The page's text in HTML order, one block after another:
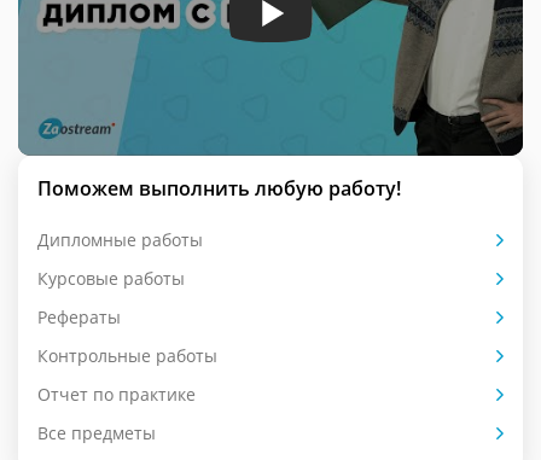
Поможем выполнить любую работу!
Дипломные работы
Курсовые работы
Рефераты
Контрольные работы
Отчет по практике
Все предметы